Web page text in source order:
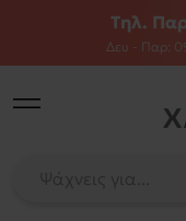
Τηλ.
Δευ - Παρ: